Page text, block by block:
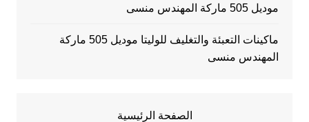
موديل 505 ماركة المهندس منسى
ماكينات التعبئة والتغليف للوليتا موديل 505 ماركة
المهندس منسى
الصفحة الرئيسية